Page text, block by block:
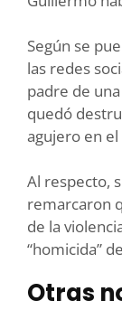
Según se
las redes
padre de
quedó
agujero en
Al respecto,
remarcaron
de la
“homicida”
Otras